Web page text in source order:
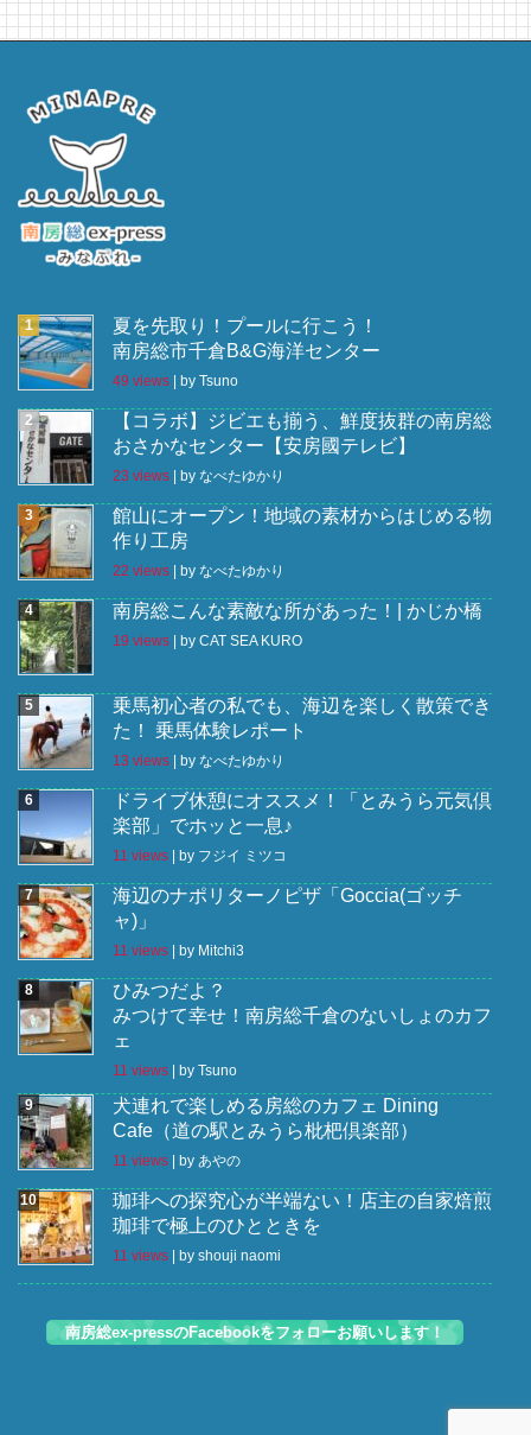
夏を先取り！プールに行こう！
南房総市千倉B&G海洋センター
49 views | by Tsuno
【コラボ】ジビエも揃う、鮮度抜群の南房総
おさかなセンター【安房國テレビ】
23 views | by なべたゆかり
館山にオープン！地域の素材からはじめる物
作り工房
22 views | by なべたゆかり
南房総こんな素敵な所があった！| かじか橋
19 views | by CAT SEA KURO
乗馬初心者の私でも、海辺を楽しく散策でき
た！ 乗馬体験レポート
13 views | by なべたゆかり
ドライブ休憩にオススメ！「とみうら元気倶
楽部」でホッと一息♪
11 views | by フジイ ミツコ
海辺のナポリターノピザ「Goccia(ゴッチ
ャ)」
11 views | by Mitchi3
ひみつだよ？
みつけて幸せ！南房総千倉のないしょのカフ
ェ
11 views | by Tsuno
犬連れで楽しめる房総のカフェ Dining
Cafe（道の駅とみうら枇杷倶楽部）
11 views | by あやの
珈琲への探究心が半端ない！店主の自家焙煎
珈琲で極上のひとときを
11 views | by shouji naomi
南房総ex-pressのFacebookをフォローお願いします！